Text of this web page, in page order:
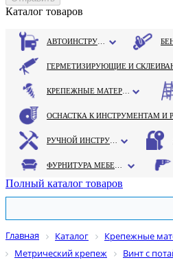
Каталог товаров
Полный каталог товаров
Главная Каталог
Крепежные
Метрический крепеж
Винт с